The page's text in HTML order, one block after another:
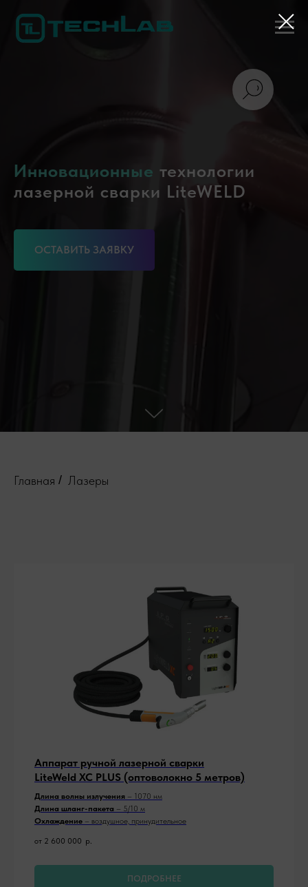
Инновационные технологии
лазерной сварки LiteWELD
ОСТАВИТЬ ЗАЯВКУ
Главная / Лазеры
Аппарат ручной лазерной сварки
LiteWeld XC PLUS (оптоволокно 5 метров)
Длина волны излучения – 1070 нм
Длина шланг-пакета – 5/10 м
Охлаждение – воздушное, принудительное
от 2 600 000 р.
ПОДРОБНЕЕ